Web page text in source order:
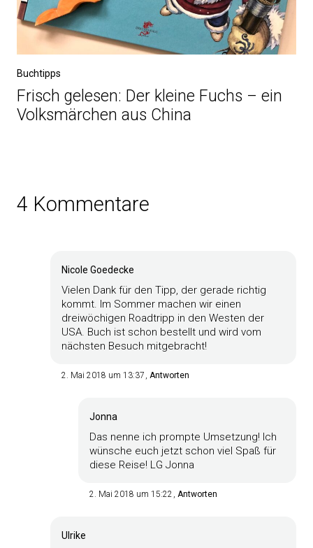
Buchtipps
Frisch gelesen: Der kleine Fuchs – ein
Volksmärchen aus China
4 Kommentare
Nicole Goedecke
Vielen Dank für den Tipp, der gerade richtig
kommt. Im Sommer machen wir einen
dreiwöchigen Roadtripp in den Westen der
USA. Buch ist schon bestellt und wird vom
nächsten Besuch mitgebracht!
2. Mai 2018 um 13:37 Antworten
Jonna
Das nenne ich prompte Umsetzung! Ich
wünsche euch jetzt schon viel Spaß für
diese Reise! LG Jonna
2. Mai 2018 um 15:22 Antworten
Ulrike